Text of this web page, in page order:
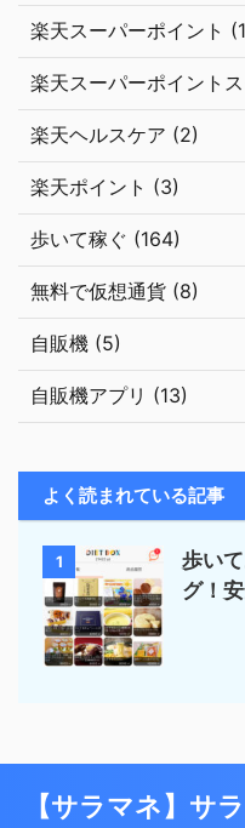
楽天スーパーポイント
楽天スーパーポイント
楽天ヘルスケア (2)
楽天ポイント (3)
歩いて稼ぐ (164)
無料で仮想通貨 (8)
自販機 (5)
自販機アプリ (13)
よく読まれている記事
1
歩い
グ！
【サラマネ】サ